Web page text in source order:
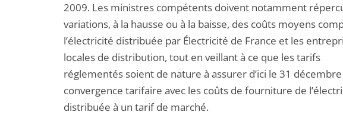
2009. Les ministres compétents doivent notamment
variations, à la hausse ou à la baisse, des coûts moyens
l’électricité distribuée par Électricité de France et les
locales de distribution, tout en veillant à ce que les tarifs
réglementés soient de nature à assurer d’ici le 31
convergence tarifaire avec les coûts de fourniture de
distribuée à un tarif de marché.